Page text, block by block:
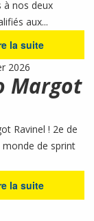
à nos deux
aux...
la suite
2026
Margot
Ravinel ! 2e de
monde de sprint
la suite